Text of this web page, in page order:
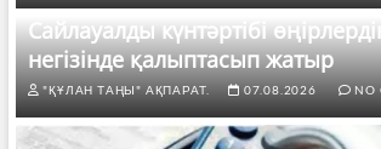
Сайлауалды күнтәртібі
негізінде қалыптасып жатыр
"ҚҰЛАН ТАҢЫ" АҚПАРАТ. 07.08.2026 NO